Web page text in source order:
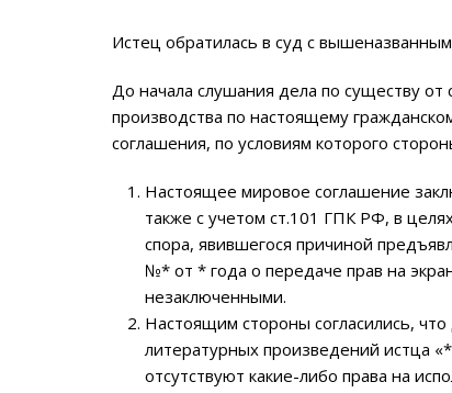
Истец обратилась в суд с
До начала слушания дела по существу
производства по настоящему
соглашения, по условиям которого
Настоящее мировое соглашение
также с учетом ст.101 ГПК РФ, в
спора, явившегося причиной
№* от * года о передаче прав на
незаключенными.
Настоящим стороны согласились,
литературных произведений истца
отсутствуют какие-либо права на